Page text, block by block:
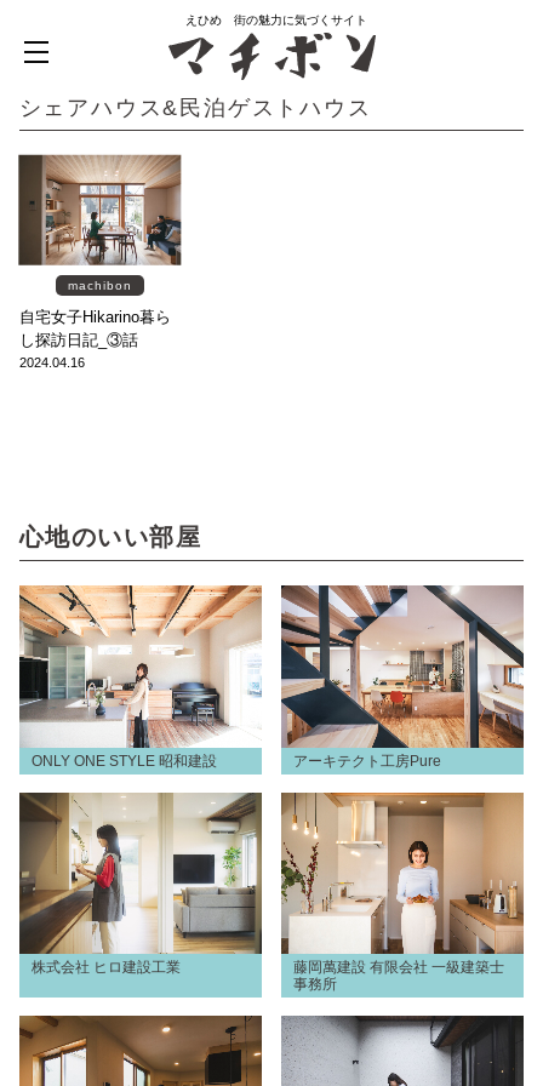
えひめ 街の魅力に気づくサイト
シェアハウス&民泊ゲストハウス
machibon
自宅女子Hikarino暮ら
し探訪日記_③話
2024.04.16
心地のいい部屋
ONLY ONE STYLE 昭和建設 アーキテクト工房Pure
株式会社 ヒロ建設工業
藤岡萬建設 有限会社 一級建築士
事務所